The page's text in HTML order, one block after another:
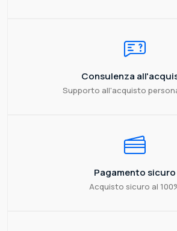
Consulenza
Supporto all'acquisto
Pagamento sicuro
Acquisto sicuro al